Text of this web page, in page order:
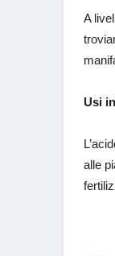
A
Usi
alle